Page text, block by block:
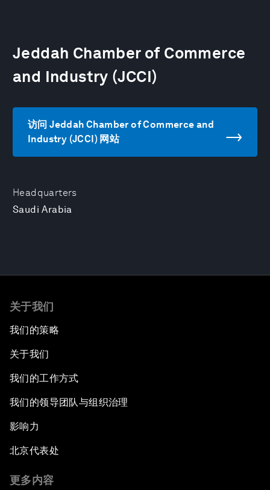
Headquarters
Saudi Arabia
Jeddah Chamber of Commerce
and Industry (JCCI)
访问 Jeddah Chamber of Commerce and
Industry (JCCI) 网站
关于我们
我们的策略
关于我们
我们的工作方式
我们的领导团队与组织治理
影响力
北京代表处
更多内容